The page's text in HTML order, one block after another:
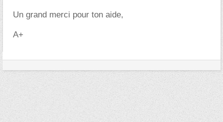
Un grand merci pour ton aide,
A+